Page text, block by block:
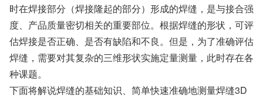
时在焊接部分（焊接隆起的部分）形成的焊缝，是与接合强
度、产品质量密切相关的重要部位。根据焊缝的形状，可评
估焊接是否正确、是否有缺陷和不良。但是，为了准确评估
焊缝，需要对其复杂的三维形状实施定量测量，此时存在各
种课题。
下面将解说焊缝的基础知识、简单快速准确地测量焊缝3D